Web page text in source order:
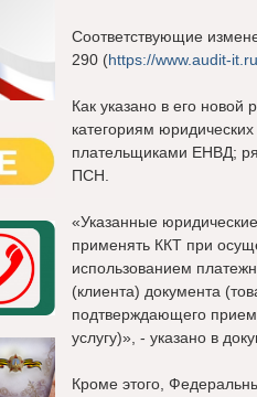
Соответствующие
290 (https://www.audit-
Как указано в его новой
категориям
плательщиками ЕНВД;
ПСН.
«Указанные
применять ККТ при
использованием
(клиента) документа
подтверждающего прием
услугу)», - указано в
Кроме этого,